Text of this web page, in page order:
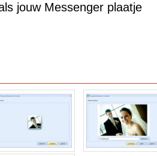
jouw Messenger plaatje